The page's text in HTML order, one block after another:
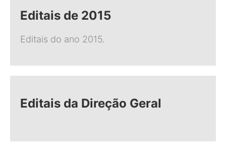
Editais de 2015
Editais do ano 2015.
Editais da Direção Geral